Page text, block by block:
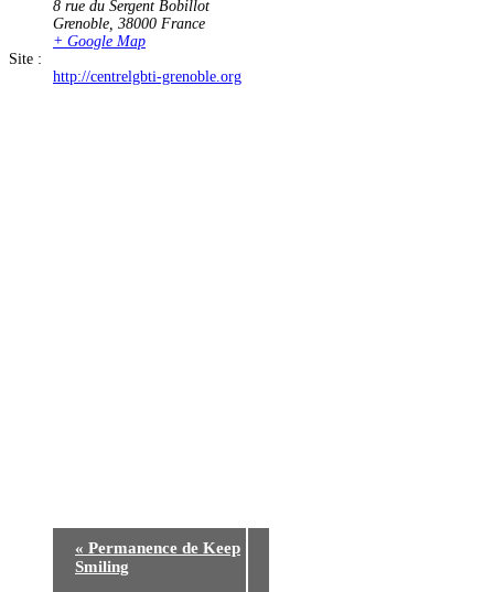
8 rue du Sergent Bobillot
Grenoble 38000 France
+ Google Map
Site :
http://centrelgbti-grenoble.org
« Permanence de Keep
Smiling